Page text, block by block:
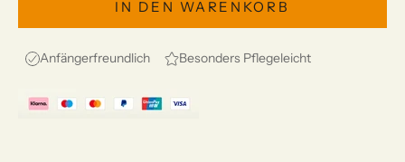
IN DEN WARENKORB
Anfängerfreundlich Besonders Pflegeleicht